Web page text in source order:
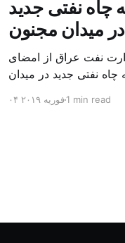
۴۰ حلقه چاه نفتی جدید
در میدان مجنون
نفت عراق از امضای
برای حفر ۴۰ حلقه چاه نفتی جدید در میدان
عراق روز یکشنبه
۰۴ فوریه ۲۰۱۹1 min read